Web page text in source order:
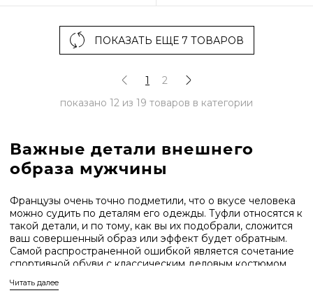
Важные детали внешнего
образа мужчины
Французы очень точно подметили, что о вкусе человека
можно судить по деталям его одежды. Туфли относятся к
такой детали, и по тому, как вы их подобрали, сложится
ваш совершенный образ или эффект будет обратным.
Самой распространенной ошибкой является сочетание
спортивной обуви с классическим деловым костюмом.
Мокасины для мужчин - это один из самых комфортных
Читать далее
ПОКАЗАТЬ ЕЩЕ 7 ТОВАРОВ
1
2
показано 12 из 19 товаров в категории